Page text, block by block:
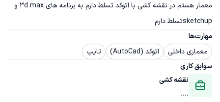
معمار هستم در نقشه کشی با اتوکد تسلط دارم به برنامه های 3d max و
sketchupتسلط دارم
مهارت‌ها
معماری داخلی
اتوکد (AutoCad)
تایپ
سوابق کاری
نقشه کشی
....